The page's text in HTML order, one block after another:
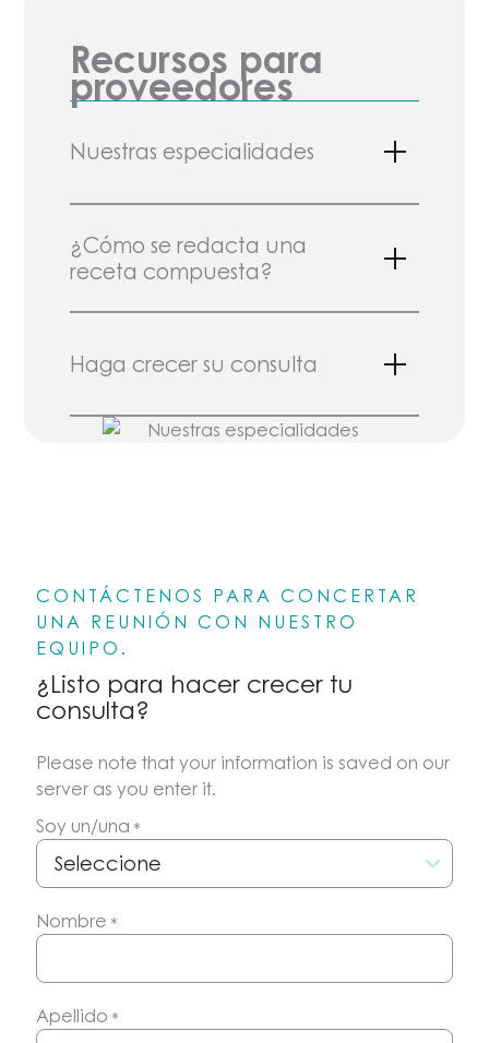
Recursos para
proveedores
Nuestras especialidades
¿Cómo se redacta una
receta compuesta?
Haga crecer su consulta
CONTÁCTENOS PARA CONCERTAR
UNA REUNIÓN CON NUESTRO
EQUIPO.
¿Listo para hacer crecer tu
consulta?
Please note that your information is saved on our
server as you enter it.
Soy un/una *
Nombre *
Apellido *